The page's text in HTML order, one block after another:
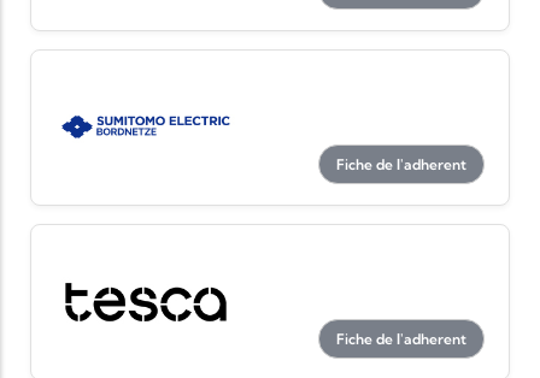
Fiche de l'adherent
Fiche de l'adherent